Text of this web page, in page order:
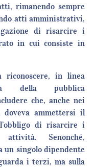
rimanendo sempre
atti amministrativi,
di risarcire i
in cui consiste in
riconoscere, in linea
della pubblica
che, anche nei
ammettersi il
di risarcire i
Senonché,
un singolo dipendente
i terzi, ma sulla